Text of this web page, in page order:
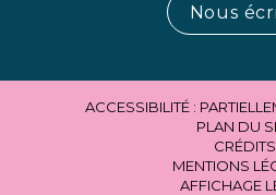
Nous
ACCESSIBILITÉ :
PLAN DU
CRÉDITS
MENTIONS
AFFICHAGE